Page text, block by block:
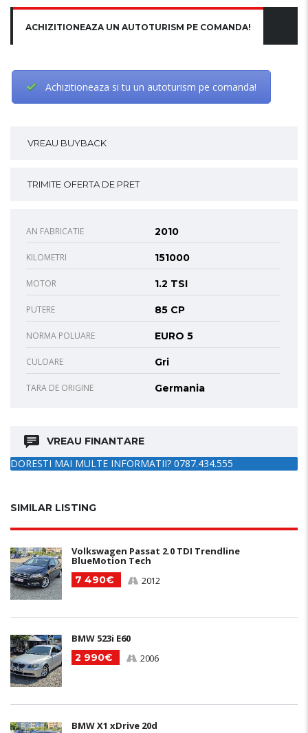
ACHIZITIONEAZA UN AUTOTURISM PE COMANDA!
Achizitioneaza si tu un autoturism pe comanda!
VREAU BUYBACK
TRIMITE OFERTA DE PRET
AN FABRICATIE 2010
KILOMETRI 151000
MOTOR 1.2 TSI
PUTERE 85 CP
NORMA POLUARE EURO 5
CULOARE Gri
TARA DE ORIGINE Germania
VREAU FINANTARE
DORESTI MAI MULTE INFORMATII? 0787.434.555
SIMILAR LISTING
Volkswagen Passat 2.0 TDI Trendline
BlueMotion Tech
7 490€
2012
BMW 523i E60
2 990€
2006
BMW X1 xDrive 20d